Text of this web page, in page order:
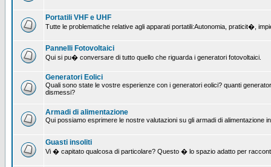
Portatili VHF e UHF
Tutte le problematiche relative agli apparati portatili:Autonomia, praticit�,
Pannelli Fotovoltaici
Qui si pu� conversare di tutto quello che riguarda i generatori fotovoltaici.
Generatori Eolici
Quali sono state le vostre esperienze con i generatori eolici? quanti
dismessi?
Armadi di alimentazione
Qui possiamo esprimere le nostre valutazioni su gli armadi di alimentazione
Guasti insoliti
Vi � capitato qualcosa di particolare? Questo � lo spazio adatto per